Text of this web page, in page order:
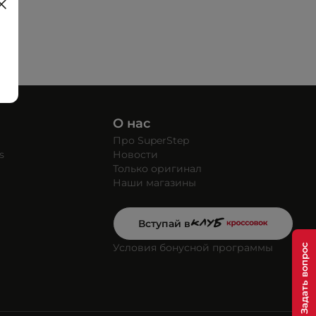
О нас
Про SuperStep
Новости
Только оригинал
Наши магазины
Вступай в
Условия бонусной программы